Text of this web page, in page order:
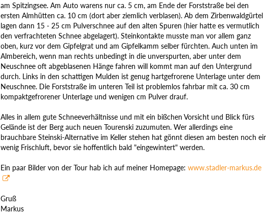
am Spitzingsee. Am Auto warens nur ca. 5 cm, am Ende der Forststraße bei den
ersten Almhütten ca. 10 cm (dort aber ziemlich verblasen). Ab dem Zirbenwaldgürtel
lagen dann 15 - 25 cm Pulverschnee auf den alten Spuren (hier hatte es vermutlich
den verfrachteten Schnee abgelagert). Steinkontakte musste man vor allem ganz
oben, kurz vor dem Gipfelgrat und am Gipfelkamm selber fürchten. Auch unten im
Almbereich, wenn man rechts unbedingt in die unverspurten, aber unter dem
Neuschnee oft abgeblasenen Hänge fahren will kommt man auf den Untergrund
durch. Links in den schattigen Mulden ist genug hartgefrorene Unterlage unter dem
Neuschnee. Die Forststraße im unteren Teil ist problemlos fahrbar mit ca. 30 cm
kompaktgefrorener Unterlage und wenigen cm Pulver drauf.
Alles in allem gute Schneeverhältnisse und mit ein bißchen Vorsicht und Blick fürs
Gelände ist der Berg auch neuen Tourenski zuzumuten. Wer allerdings eine
brauchbare Steinski-Alternative im Keller stehen hat gönnt diesen am besten noch
wenig Frischluft, bevor sie hoffentlich bald "eingewintert" werden.
Ein paar Bilder von der Tour hab ich auf meiner Homepage: www.stadler-markus.de
Gruß
Markus